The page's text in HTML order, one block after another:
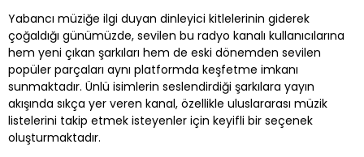
Yabancı müziğe ilgi duyan dinleyici kitlelerinin giderek
çoğaldığı günümüzde, sevilen bu radyo kanalı kullanıcılarına
hem yeni çıkan şarkıları hem de eski dönemden sevilen
popüler parçaları aynı platformda keşfetme imkanı
sunmaktadır. Ünlü isimlerin seslendirdiği şarkılara yayın
akışında sıkça yer veren kanal, özellikle uluslararası müzik
listelerini takip etmek isteyenler için keyifli bir seçenek
oluşturmaktadır.